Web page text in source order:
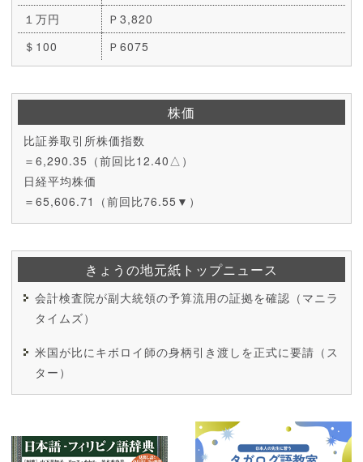
１万円
Ｐ3,820
＄100
Ｐ6075
株価
比証券取引所株価指数
＝6,290.35（前回比12.40△）
日経平均株価
＝65,606.71（前回比76.55▼）
きょうの地元紙トップニュース
会計検査院が副大統領の予算流用の証拠を確認（マニラ
タイムズ）
米国が比にキボロイ師の身柄引き渡しを正式に要請（ス
ター）